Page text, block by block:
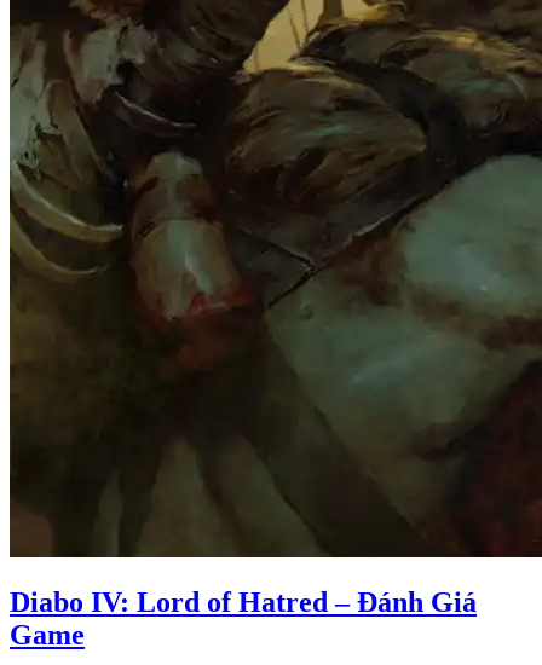
Diabo IV: Lord of Hatred – Đánh Giá
Game